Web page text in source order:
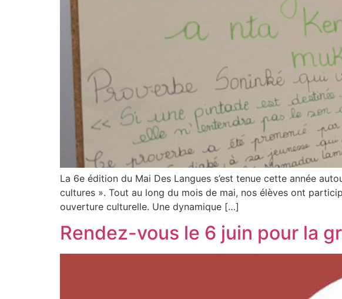
La 6e édition du Mai Des Langues s’est tenue cette année
cultures ». Tout au long du mois de mai, nos élèves ont
ouverture culturelle. Une dynamique […]
Rendez-vous le 6 juin pour la